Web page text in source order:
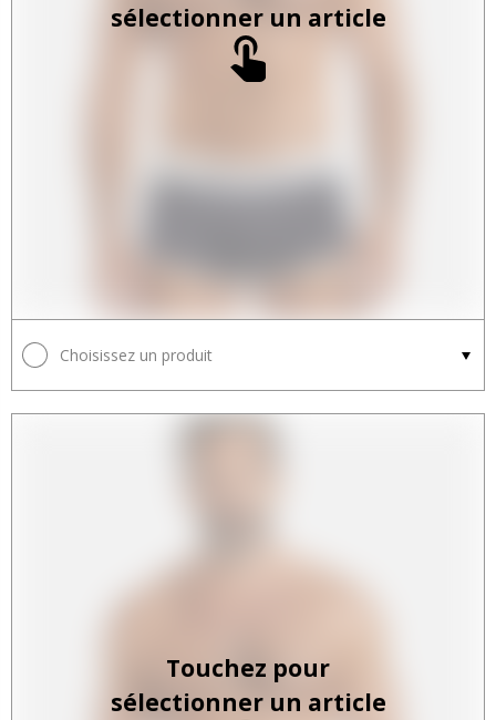
sélectionner un article
Choisissez un produit
Touchez pour
sélectionner un article